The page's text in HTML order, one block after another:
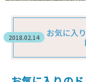
お気に入
2018.02.14